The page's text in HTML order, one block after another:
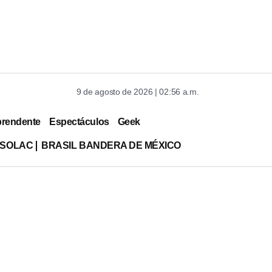
9 de agosto de 2026 | 02:56 a.m.
Espectáculos Geek
BRASIL BANDERA DE MÉXICO